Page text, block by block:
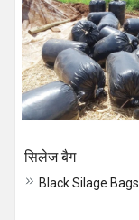
सिलेज बैग
Black Silage Bags